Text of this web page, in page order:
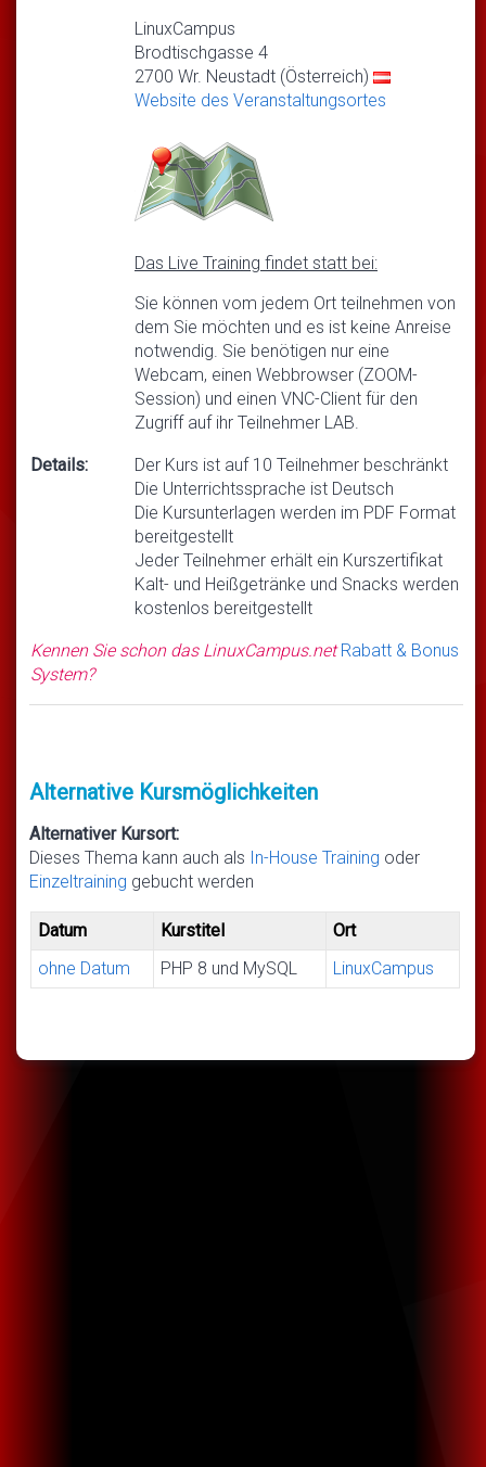
LinuxCampus
Brodtischgasse 4
2700 Wr. Neustadt (Österreich)
Website des Veranstaltungsortes
Das Live Training findet statt bei:
Sie können vom jedem Ort teilnehmen von
dem Sie möchten und es ist keine Anreise
notwendig. Sie benötigen nur eine
Webcam, einen Webbrowser (ZOOM-
Session) und einen VNC-Client für den
Zugriff auf ihr Teilnehmer LAB.
Details:
Der Kurs ist auf 10 Teilnehmer beschränkt
Die Unterrichtssprache ist Deutsch
Die Kursunterlagen werden im PDF Format
bereitgestellt
Jeder Teilnehmer erhält ein Kurszertifikat
Kalt- und Heißgetränke und Snacks werden
kostenlos bereitgestellt
Kennen Sie schon das LinuxCampus.netRabatt & Bonus
System?
Alternative Kursmöglichkeiten
Alternativer Kursort:
Dieses Thema kann auch als In-House Training oder
Einzeltraining gebucht werden
Datum Kurstitel
Ort
ohne Datum
PHP 8 und MySQL LinuxCampus